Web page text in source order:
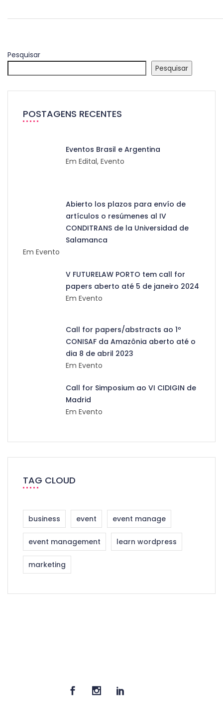
Pesquisar
Pesquisar
POSTAGENS RECENTES
Eventos Brasil e Argentina
Em Edital, Evento
Abierto los plazos para envío de
artículos o resúmenes al IV
CONDITRANS de la Universidad de
Salamanca
Em Evento
V FUTURELAW PORTO tem call for
papers aberto até 5 de janeiro 2024
Em Evento
Call for papers/abstracts ao 1º
CONISAF da Amazônia aberto até o
dia 8 de abril 2023
Em Evento
Call for Simposium ao VI CIDIGIN de
Madrid
Em Evento
TAG CLOUD
business event event manage
event management learn wordpress
marketing